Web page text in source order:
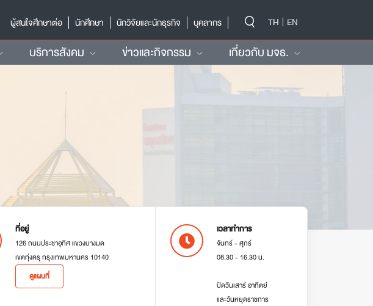
ผู้สนใจศึกษาต่อ
นักศึกษา นักวิจัยและนักธุรกิจ บุคลากร TH EN
บริการสังคม ข่าวและกิจกรรม เกี่ยวกับ มจธ.
ที่อยู่
126 ถนนประชาอุทิศ แขวงบางมด
เขตทุ่งครุ กรุงเทพมหานคร 10140
ดูแผนที่
เวลาทำการ
จันทร์ - ศุกร์
08.30 - 16.30 น.
ปิดวันเสาร์ อาทิตย์
และวันหยุดราชการ